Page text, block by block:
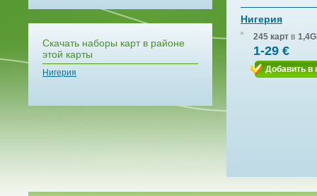
Скачать наборы карт в районе
этой карты
Нигерия
Нигерия
245 карт в
1-29 €
Добавить в